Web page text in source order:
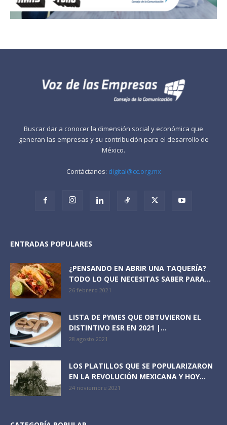
Buscar dar a conocer la dimensión social y económica que
generan las empresas y su contribución para el desarrollo de
México.
Contáctanos: digital@cc.org.mx
ENTRADAS POPULARES
¿PENSANDO EN ABRIR UNA TAQUERÍA?
TODO LO QUE NECESITAS SABER PARA...
26 febrero 2021
LISTA DE PYMES QUE OBTUVIERON EL
DISTINTIVO ESR EN 2021 |...
28 agosto 2021
LOS PLATILLOS QUE SE POPULARIZARON
EN LA REVOLUCIÓN MEXICANA Y HOY...
24 noviembre 2021